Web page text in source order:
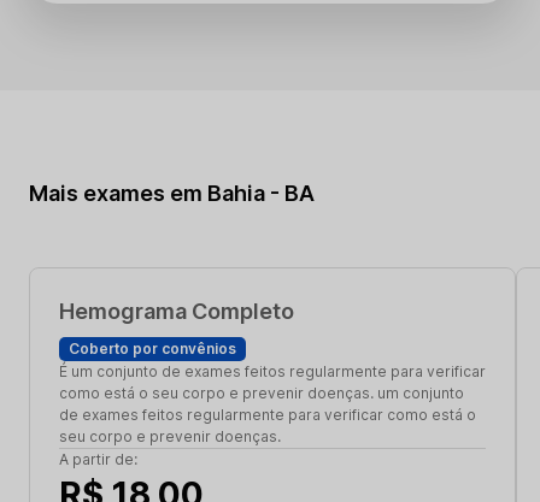
Mais exames em Bahia - BA
Hemograma Completo
Coberto por convênios
É um conjunto de exames feitos regularmente para verificar
como está o seu corpo e prevenir doenças. um conjunto
de exames feitos regularmente para verificar como está o
seu corpo e prevenir doenças.
A partir de: